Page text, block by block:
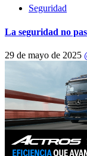
Seguridad
La seguridad no
29 de mayo de 2025